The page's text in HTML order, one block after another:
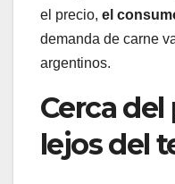
el precio, el
demanda de carne
argentinos.
Cerca
lejos del